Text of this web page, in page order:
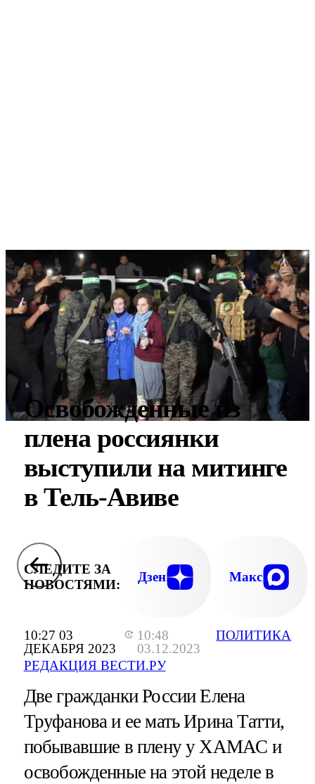
10:27 03
ДЕКАБРЯ 2023
10:48
03.12.2023
РЕДАКЦИЯ ВЕСТИ.РУ
ПОЛИТИКА
Освобожденные из
плена россиянки
выступили на митинге
в Тель-Авиве
СЛЕДИТЕ ЗА
НОВОСТЯМИ:
Дзен Макс
Две гражданки России Елена
Труфанова и ее мать Ирина Татти,
побывавшие в плену у ХАМАС и
освобожденные на этой неделе в